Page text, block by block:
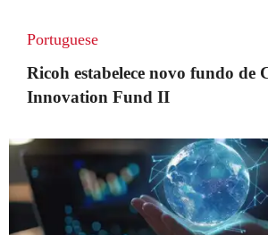
Portuguese
Ricoh estabelece novo fundo
Innovation Fund II